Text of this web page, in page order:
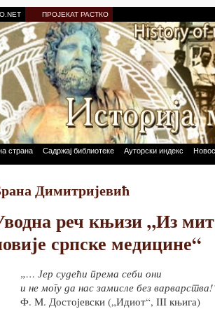
ПРОЈЕКАТ РАСТКО
страна Садржај библиотеке Ауторски индекс
Димитријевић
реч књизи „Из
српске медицине“
„… Јер судећи према себи они
и не могу да нас замисле без
Ф. М. Достојевски („Идиот“, III књига)